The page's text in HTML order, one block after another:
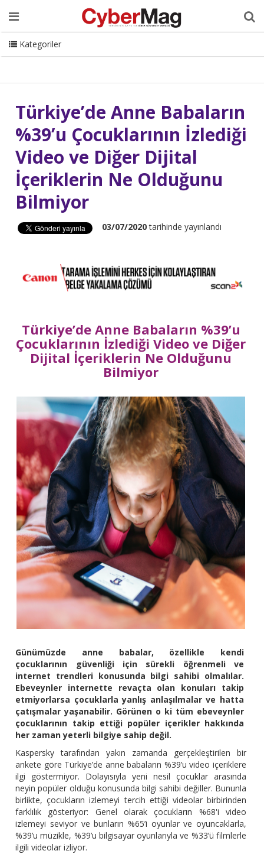
Ana Sayfa Hakkımızda Dergi Editörden
Danışmanlık
ISC Turkey Sizden Gelenler
İletişim
CyberMag Logo
Kategoriler
Türkiye’de Anne Babaların
%39’u Çocuklarının İzlediği
Video ve Diğer Dijital
İçeriklerin Ne Olduğunu
Bilmiyor
03/07/2020tarihinde yayınlandı
Türkiye’de Anne Babaların %39’u
Çocuklarının İzlediği Video ve Diğer
Dijital İçeriklerin Ne Olduğunu
Bilmiyor
Günümüzde anne babalar, özellikle kendi
çocuklarının güvenliği için sürekli öğrenmeli ve
internet trendleri konusunda bilgi sahibi olmalılar.
Ebeveynler internette revaçta olan konuları takip
etmiyorlarsa çocuklarla yanlış anlaşılmalar ve hatta
çatışmalar yaşanabilir. Görünen o ki tüm ebeveynler
çocuklarının takip ettiği popüler içerikler hakkında
her zaman yeterli bilgiye sahip değil.
Kaspersky tarafından yakın zamanda gerçekleştirilen bir
ankete göre Türkiye’de anne babaların %39’u video içeriklere
ilgi göstermiyor. Dolayısıyla yeni nesil çocuklar arasında
neyin popüler olduğu konusunda bilgi sahibi değiller. Bununla
birlikte, çocukların izlemeyi tercih ettiği videolar birbirinden
farklılık gösteriyor: Genel olarak çocukların %68'i video
izlemeyi seviyor ve bunların %65’i oyunlar ve oyuncaklarla,
%39’u müzikle, %39’u bilgisayar oyunlarıyla ve %33’ü filmlerle
ilgili videolar izliyor.